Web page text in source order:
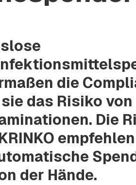
die
das Risiko von
Die
der Hände.